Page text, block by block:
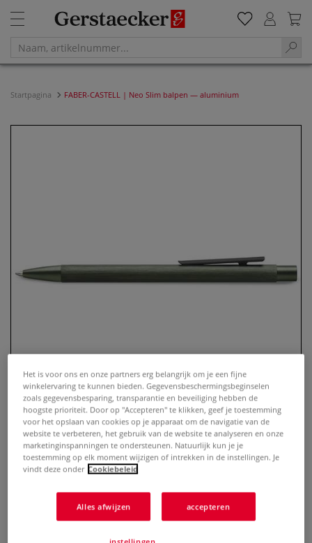
Startpagina FABER-CASTELL | Neo Slim balpen — aluminium
FABER-CASTELL | Neo Slim balpen
— aluminium
0 Beoordeling
Het is voor ons en onze partners erg belangrijk om je een fijne
winkelervaring te kunnen bieden. Gegevensbeschermingsbeginselen
zoals gegevensbesparing, transparantie en beveiliging hebben de
hoogste prioriteit. Door op "Accepteren" te klikken, geef je toestemming
voor het opslaan van cookies op je apparaat om de navigatie van de
website te verbeteren, het gebruik van de website te analyseren en onze
marketinginspanningen te ondersteunen. Natuurlijk kun je je
toestemming op elk moment wijzigen of intrekken in de instellingen. Je
vindt deze onder Cookiebeleid
Alles afwijzen accepteren